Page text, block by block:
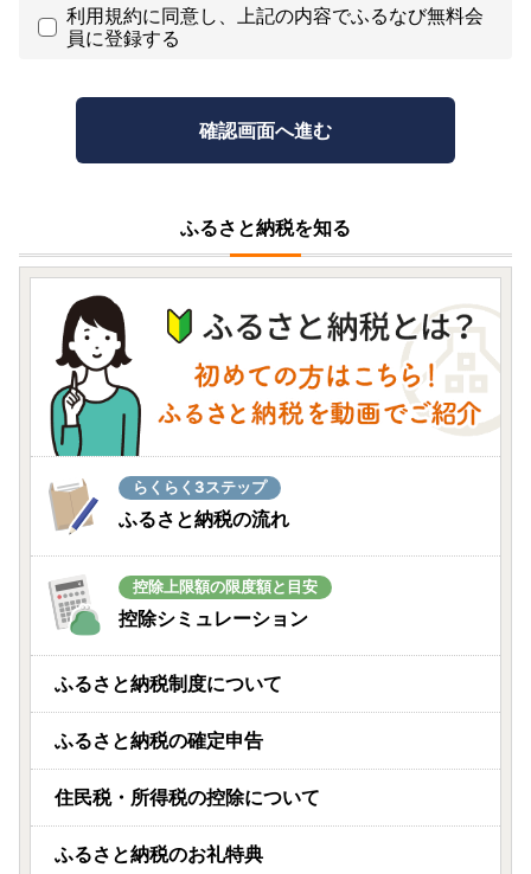
利用規約に同意し、上記の内容でふるなび無料会
員に登録する
ふるさと納税を知る
らくらく3ステップ
ふるさと納税の流れ
控除上限額の限度額と目安
控除シミュレーション
ふるさと納税制度について
ふるさと納税の確定申告
住民税・所得税の控除について
ふるさと納税のお礼特典